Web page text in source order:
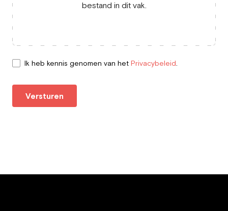
bestand in dit vak.
Ik heb kennis genomen van het Privacybeleid
Versturen